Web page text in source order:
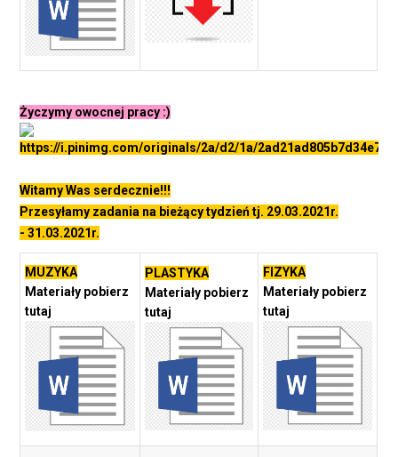
Życzymy owocnej pracy :)
Witamy Was serdecznie!!!
Przesyłamy zadania na bieżący tydzień tj. 29.03.2021r.
- 31.03.2021r.
MUZYKA
Materiały pobierz
tutaj
PLASTYKA
Materiały pobierz
tutaj
FIZYKA
Materiały pobierz
tutaj